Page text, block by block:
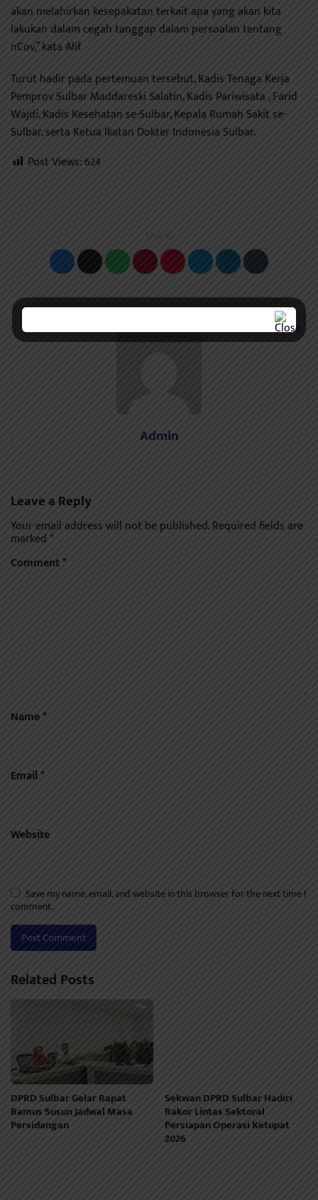
akan melahirkan kesepakatan terkait apa yang akan kita
lakukan dalam cegah tanggap dalam persoalan tentang
nCov,” kata Alif
Turut hadir pada pertemuan tersebut, Kadis Tenaga Kerja
Pemprov Sulbar Maddareski Salatin, Kadis Pariwisata , Farid
Wajdi, Kadis Kesehatan se-Sulbar, Kepala Rumah Sakit se-
Sulbar, serta Ketua Ikatan Dokter Indonesia Sulbar.
Post Views:624
Share:
Admin
Leave a Reply
Your email address will not be published.Required fields are
marked*
Comment*
Name*
Email*
Website
Save my name, email, and website in this browser for the next time I
comment.
Related Posts
DPRD Sulbar Gelar Rapat
Bamus Susun Jadwal Masa
Persidangan
Sekwan DPRD Sulbar Hadiri
Rakor Lintas Sektoral
Persiapan Operasi Ketupat
2026